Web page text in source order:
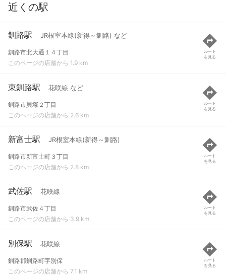
近くの駅
釧路駅 JR根室本線(新得～釧路) など
釧路市北大通１４丁目
このページの店舗から 1.9 km
ルート
を見る
東釧路駅 花咲線 など
釧路市貝塚２丁目
このページの店舗から 2.6 km
ルート
を見る
新富士駅 JR根室本線(新得～釧路)
釧路市新富士町３丁目
このページの店舗から 2.8 km
ルート
を見る
武佐駅 花咲線
釧路市武佐４丁目
このページの店舗から 3.9 km
ルート
を見る
別保駅 花咲線
釧路郡釧路町字別保
このページの店舗から 7.1 km
ルート
を見る